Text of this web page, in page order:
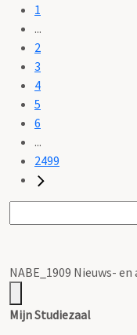
1
...
2
3
4
5
6
...
2499
NABE_1909 Nieuws-
Mijn Studiezaal